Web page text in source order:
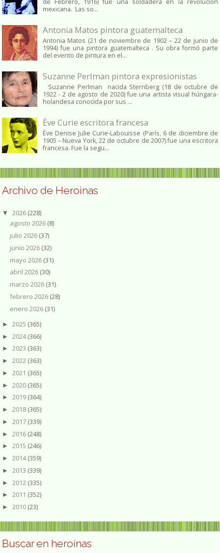
mexicana. Las so...
Antonia Matos pintora guatemalteca
Antonia Matos (21 de noviembre de 1902 – 22 de junio de
1994) fue una pintora guatemalteca . Su obra formó parte
del evento de pintura en el...
Suzanne Perlman pintora expresionistas
Suzanne Perlman nacida Sternberg (18 de octubre de
1922 - 2 de agosto de 2020) fue una artista visual húngara-
holandesa conocida por sus ...
Ève Curie escritora francesa
Ève Denise Julie Curie-Labouisse (París, 6 de diciembre de
1905 – Nueva York, 22 de octubre de 2007) fue una escritora
francesa. Fue la segu...
Archivo de Heroinas
▼ 2026 (228)
agosto 2026 (8)
julio 2026 (37)
junio 2026 (32)
mayo 2026 (31)
abril 2026 (30)
marzo 2026 (31)
febrero 2026 (28)
enero 2026 (31)
► 2025 (365)
► 2024(366)
► 2023 (363)
► 2022 (363)
► 2021 (365)
► 2020 (365)
► 2019 (364)
► 2018 (365)
► 2017 (339)
► 2016 (248)
► 2015 (246)
► 2014(359)
► 2013 (339)
► 2012 (335)
► 2011 (352)
► 2010 (23)
Buscar en heroínas